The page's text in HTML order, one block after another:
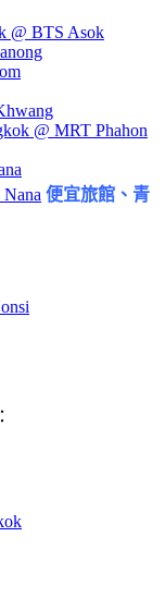
@ BTS Asok
@ MRT Phahon
便宜旅館、青